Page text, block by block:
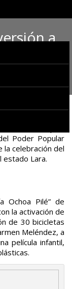
a
para
los Parques de
Poder Popular
la celebración del
estado Lara.
Ochoa Pilé” de
la activación de
de 30 bicicletas
Meléndez, a
película infantil,